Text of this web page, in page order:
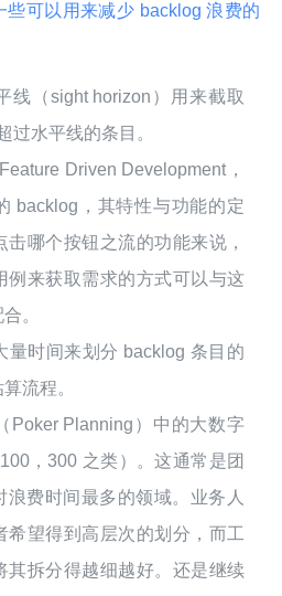
些可以用来减少 backlog 浪费的
线（sight horizon）用来截取
过水平线的条目。
Driven Development，
backlog，其特性与功能的定
击哪个按钮之流的功能来说，
例来获取需求的方式可以与这
。
量时间来划分 backlog 条目的
流程。
Poker Planning）中的大数字
，300 之类）。这通常是团
浪费时间最多的领域。业务人
希望得到高层次的划分，而工
其拆分得越细越好。还是继续